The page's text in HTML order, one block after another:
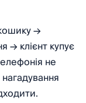
→
→ клієнт купує
не